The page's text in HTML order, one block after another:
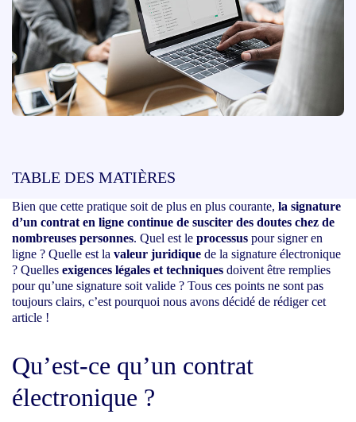
TABLE DES MATIÈRES
Bien que cette pratique soit de plus en plus courante, la signature
d’un contrat en ligne continue de susciter des doutes chez de
nombreuses personnes. Quel est le processus pour signer en
ligne ? Quelle est la valeur juridique de la signature électronique
? Quelles exigences légales et techniques doivent être remplies
pour qu’une signature soit valide ? Tous ces points ne sont pas
toujours clairs, c’est pourquoi nous avons décidé de rédiger cet
article !
Qu’est-ce qu’un contrat
électronique ?